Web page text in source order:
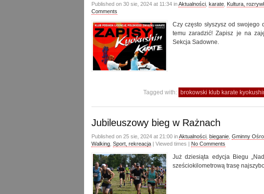
Published on 30 sie, 2024 at 11:34 inAktualności karate Kultura,
Comments
Czy często słyszysz od swojego
temu zaradzić! Zapisz je na
Sekcja Sadowne.
Tagged with: brokowski klub karate
Jubileuszowy bieg w Rażnach
Published on 25 sie, 2024 at 21:00 inAktualności bieganie Gminny
Walking Sport, rekreacja | Viewed times | No Comments
Już dziesiąta edycja Biegu
sześciokilometrową trasę